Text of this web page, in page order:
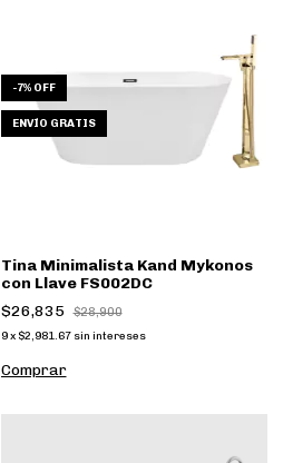
-7% OFF
ENVÍO GRATIS
Tina Minimalista Kand Mykonos
con Llave FS002DC
$26,835
$28,900
9 x $2,981.67 sin intereses
Comprar